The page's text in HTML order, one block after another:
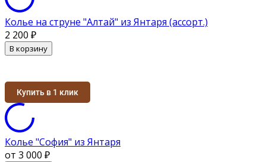
Колье на струне "Алтай" из Янтаря (ассорт.)
2 200 ₽
В корзину
Купить в 1 клик
Колье "София" из Янтаря
от 3 000 ₽